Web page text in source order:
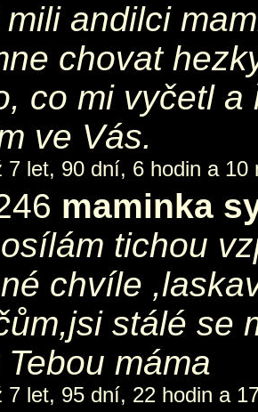
mili andilci
chovat
co mi vyčetl
ve Vás.
7 let, 90 dní, 6 hodin a 10
maminka
tichou
chvíle
stálé se
máma
7 let, 95 dní, 22 hodin a